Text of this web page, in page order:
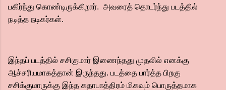
பகிர்ந்து கொண்டிருக்கிறார். அவரைத் தொடர்ந்து படத்தில்
நடித்த நடிகர்கள்.‌
இந்தப் படத்தில் சசிகுமார் இணைந்தது முதலில் எனக்கு
ஆச்சரியமாகத்தான் இருந்தது. படத்தை பார்த்த பிறகு
சசிக்குமாருக்கு இந்த கதாபாத்திரம் மிகவும் பொருத்தமாக